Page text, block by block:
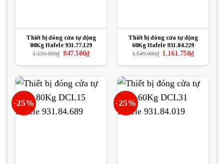
Thiết bị đóng cửa tự động
80Kg Hafele 931.77.129
1.130.000₫ Giá
là:
847.500₫Giá
hiện
tại
847.500₫.
Thiết bị đóng cửa tự động
60Kg Hafele 931.84.229
1.549.000₫ Giá
là:
1.161.750₫Giá
hiện
tại
1.161.750₫.
-25% -25%